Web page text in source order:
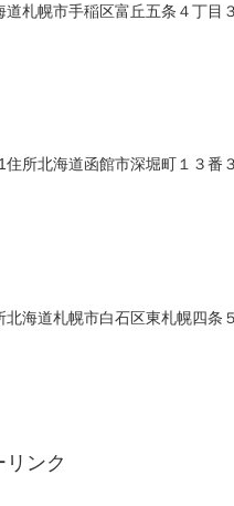
札幌市手稲区富丘五条４丁
所北海道函館市深堀町１３
海道札幌市白石区東札幌四
リンク